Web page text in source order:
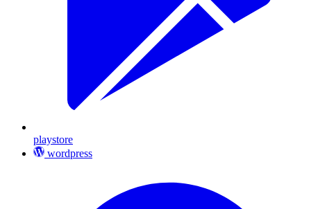
playstore
wordpress